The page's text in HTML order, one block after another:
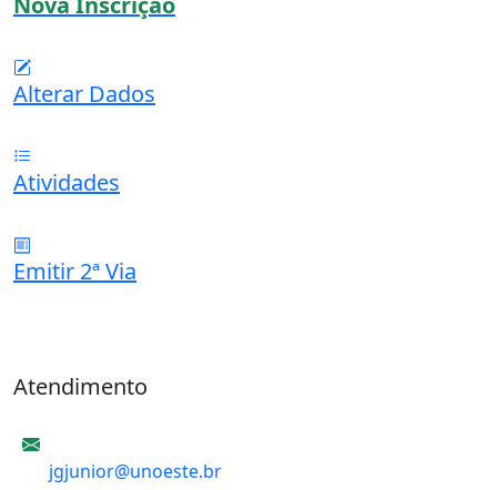
Alterar Dados
Atividades
Emitir 2ª Via
Atendimento
jgjunior@unoeste.br